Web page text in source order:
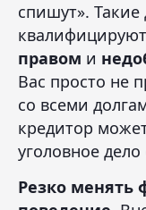
спишут».
правом и
Вас просто не
со всеми
кредитор
уголовное
Резко менять